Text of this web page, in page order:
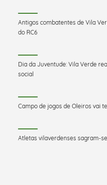
Antigos combatentes de Vila
do RC6
Dia da Juventude: Vila Verde
social
Campo de jogos de Oleiros vai
Atletas vilaverdenses sagram-